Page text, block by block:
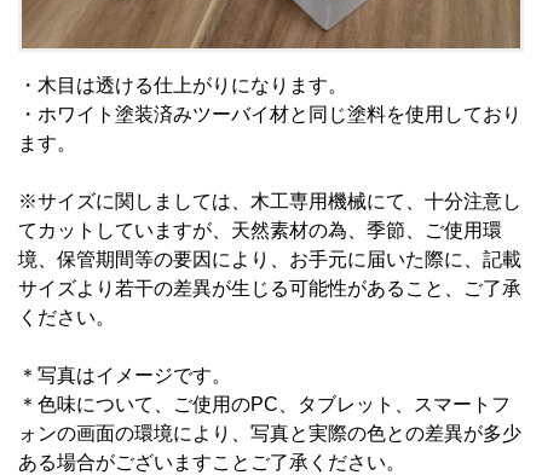
・木目は透ける仕上がりになります。
・ホワイト塗装済みツーバイ材と同じ塗料を使用しており
ます。
※サイズに関しましては、木工専用機械にて、十分注意し
てカットしていますが、天然素材の為、季節、ご使用環
境、保管期間等の要因により、お手元に届いた際に、記載
サイズより若干の差異が生じる可能性があること、ご了承
ください。
＊写真はイメージです。
＊ 色味について、ご使用のPC、タブレット、スマートフ
ォンの画面の環境により、写真と実際の色との差異が多少
ある場合がございますことご了承ください。